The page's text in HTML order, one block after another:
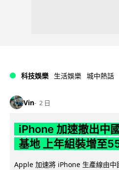
科技娛樂 生活娛樂 城中熱話
Vin 2 日
iPhone 加速撤出中
基地 上年組裝增至
Apple 加速將 iPhone 生產線由中